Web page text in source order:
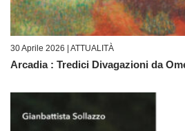
30 Aprile 2026 | ATTUALITÀ
Arcadia : Tredici Divagazioni da